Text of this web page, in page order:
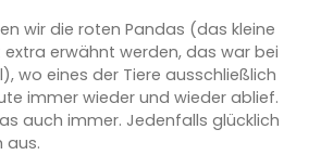
wir die roten Pandas (das kleine
erwähnt werden, das war bei
wo eines der Tiere ausschließlich
immer wieder und wieder ablief.
auch immer. Jedenfalls glücklich
aus.